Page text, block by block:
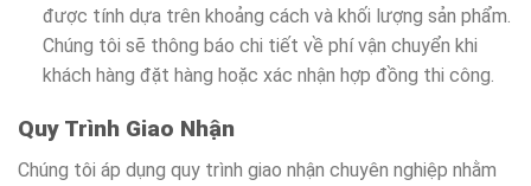
được tính dựa trên khoảng cách và khối lượng sản phẩm.
Chúng tôi sẽ thông báo chi tiết về phí vận chuyển khi
khách hàng đặt hàng hoặc xác nhận hợp đồng thi công.
Quy Trình Giao Nhận
Chúng tôi áp dụng quy trình giao nhận chuyên nghiệp nhằm